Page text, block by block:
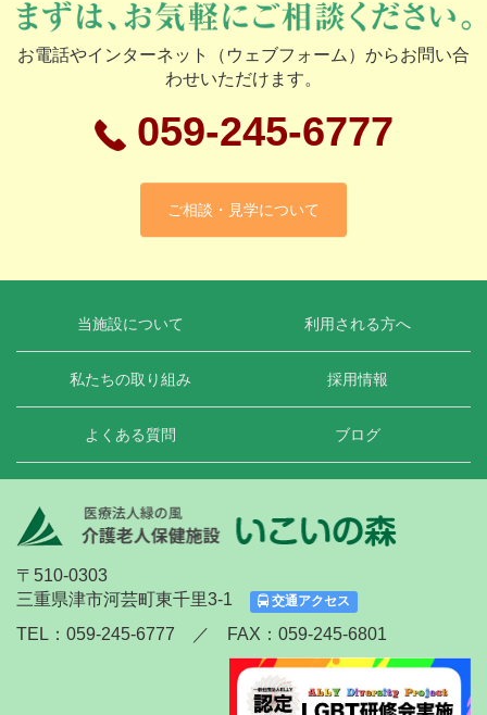
お電話やインターネット（ウェブフォーム）からお問い合
わせいただけます。
059-245-6777
ご相談・見学について
当施設について 利用される方へ
私たちの取り組み 採用情報
よくある質問 ブログ
〒510-0303
三重県津市河芸町東千里3-1
交通アクセス
TEL：059-245-6777 ／ FAX：059-245-6801